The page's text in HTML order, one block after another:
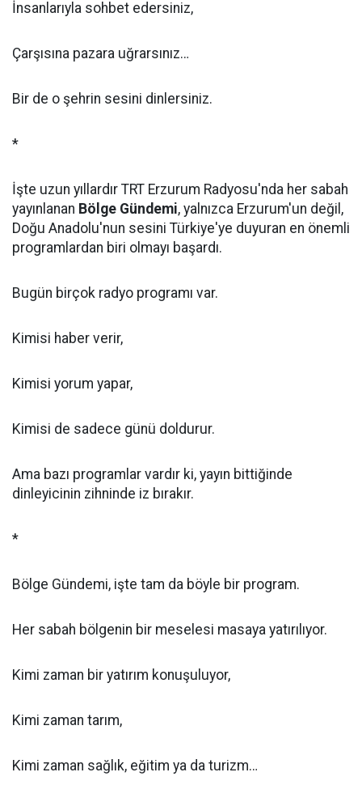
İnsanlarıyla sohbet edersiniz,
Çarşısına pazara uğrarsınız…
Bir de o şehrin sesini dinlersiniz.
*
İşte uzun yıllardır TRT Erzurum Radyosu'nda her sabah
yayınlanan Bölge Gündemi, yalnızca Erzurum'un değil,
Doğu Anadolu'nun sesini Türkiye'ye duyuran en önemli
programlardan biri olmayı başardı.
Bugün birçok radyo programı var.
Kimisi haber verir,
Kimisi yorum yapar,
Kimisi de sadece günü doldurur.
Ama bazı programlar vardır ki, yayın bittiğinde
dinleyicinin zihninde iz bırakır.
*
Bölge Gündemi, işte tam da böyle bir program.
Her sabah bölgenin bir meselesi masaya yatırılıyor.
Kimi zaman bir yatırım konuşuluyor,
Kimi zaman tarım,
Kimi zaman sağlık, eğitim ya da turizm…